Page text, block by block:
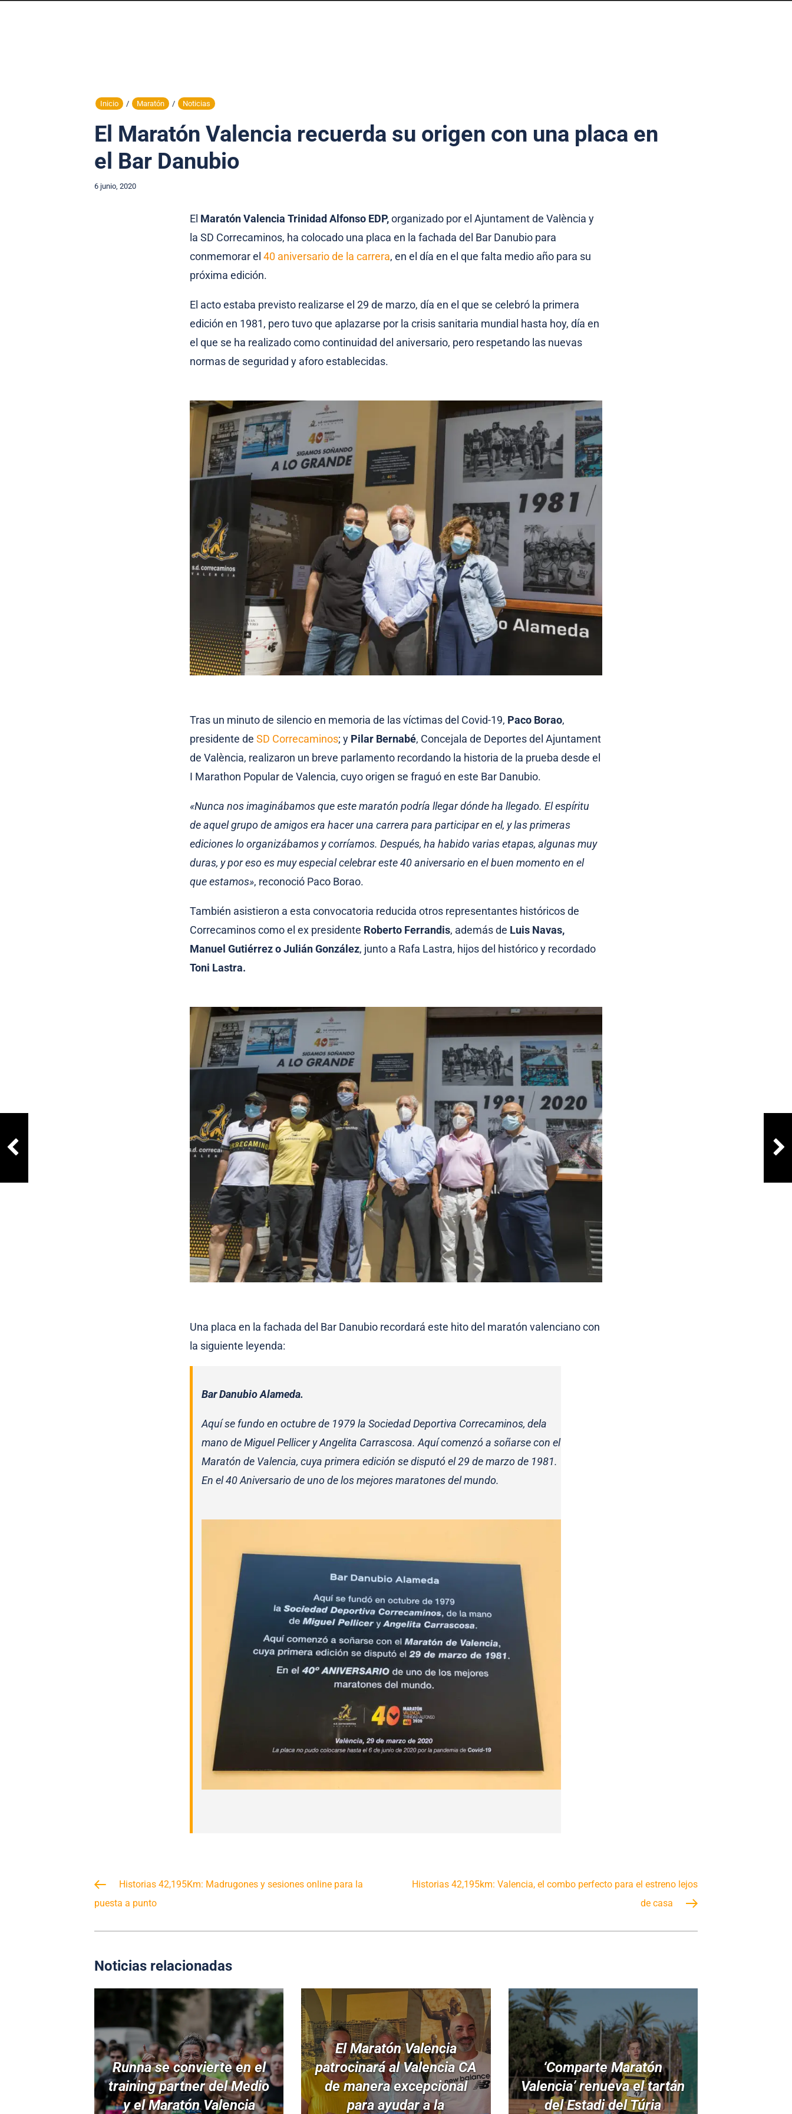
Inicio / Maratón / Noticias
El Maratón Valencia recuerda su origen con una placa en
el Bar Danubio
6 junio, 2020
El Maratón Valencia Trinidad Alfonso EDP,organizado por el Ajuntament de València y
la SD Correcaminos, ha colocado una placa en la fachada del Bar Danubio para
conmemorar el 40 aniversario de la carrera, en el día en el que falta medio año para su
próxima edición.
El acto estaba previsto realizarse el 29 de marzo, día en el que se celebró la primera
edición en 1981, pero tuvo que aplazarse por la crisis sanitaria mundial hasta hoy, día en
el que se ha realizado como continuidad del aniversario, pero respetando las nuevas
normas de seguridad y aforo establecidas.
Tras un minuto de silencio en memoria de las víctimas del Covid-19, Paco Borao,
presidente de SD Correcaminos; y Pilar Bernabé, Concejala de Deportes del Ajuntament
de València, realizaron un breve parlamento recordando la historia de la prueba desde el
I Marathon Popular de Valencia, cuyo origen se fraguó en este Bar Danubio.
«Nunca nos imaginábamos que este maratón podría llegar dónde ha llegado. El espíritu
de aquel grupo de amigos era hacer una carrera para participar en el, y las primeras
ediciones lo organizábamos y corríamos. Después, ha habido varias etapas, algunas muy
duras, y por eso es muy especial celebrar este 40 aniversario en el buen momento en el
que estamos», reconoció Paco Borao.
También asistieron a esta convocatoria reducida otros representantes históricos de
Correcaminos como el ex presidente Roberto Ferrandis, además de Luis Navas,
Manuel Gutiérrez o Julián González, junto a Rafa Lastra, hijos del histórico y recordado
Toni Lastra.
Una placa en la fachada del Bar Danubio recordará este hito del maratón valenciano con
la siguiente leyenda:
Bar Danubio Alameda.
Aquí se fundo en octubre de 1979 la Sociedad Deportiva Correcaminos, dela
mano de Miguel Pellicer y Angelita Carrascosa. Aquí comenzó a soñarse con el
Maratón de Valencia, cuya primera edición se disputó el 29 de marzo de 1981.
En el 40 Aniversario de uno de los mejores maratones del mundo.
Historias 42,195Km: Madrugones y sesiones online para la
puesta a punto
Historias 42,195km: Valencia, el combo perfecto para el estreno lejos
de casa
Noticias relacionadas
Runna se convierte en el
training partner del Medio
y el Maratón Valencia
El Maratón Valencia
patrocinará al Valencia CA
de manera excepcional
para ayudar a la
‘Comparte Maratón
Valencia’ renueva el tartán
del Estadi del Túria